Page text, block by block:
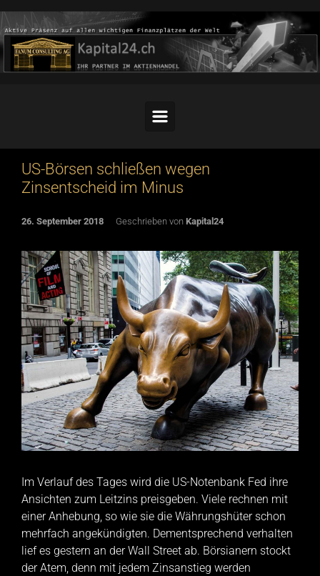
Skip to main content
US-Börsen schließen wegen
Zinsentscheid im Minus
26. September 2018 Geschrieben von Kapital24
Im Verlauf des Tages wird die US-Notenbank Fed ihre
Ansichten zum Leitzins preisgeben. Viele rechnen mit
einer Anhebung, so wie sie die Währungshüter schon
mehrfach angekündigten. Dementsprechend verhalten
lief es gestern an der Wall Street ab. Börsianern stockt
der Atem, denn mit jedem Zinsanstieg werden